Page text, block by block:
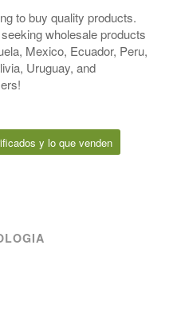
to buy quality products.
wholesale products
Mexico, Ecuador, Peru,
Uruguay, and
y lo que venden